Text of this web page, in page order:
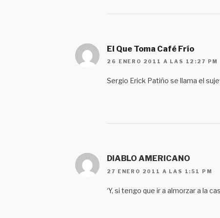
El Que Toma Café Frío
26 ENERO 2011 A LAS 12:27 PM
Sergio Erick Patiño se llama el
DIABLO AMERICANO
27 ENERO 2011 A LAS 1:51 PM
‘Y, si tengo que ir a almorzar a la